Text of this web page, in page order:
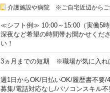
介護施設や病院 ※ご自宅近辺からご
≪シフト例≫ 10:00～15:00（実働5時
深夜など希望の時間帯お聞かせくだ
い！
3ヵ月までの短期 ※職場が気に入れ
週1日からOK/日払いOK/履歴書不要/
募集/電話対応なし/パソコンスキル不